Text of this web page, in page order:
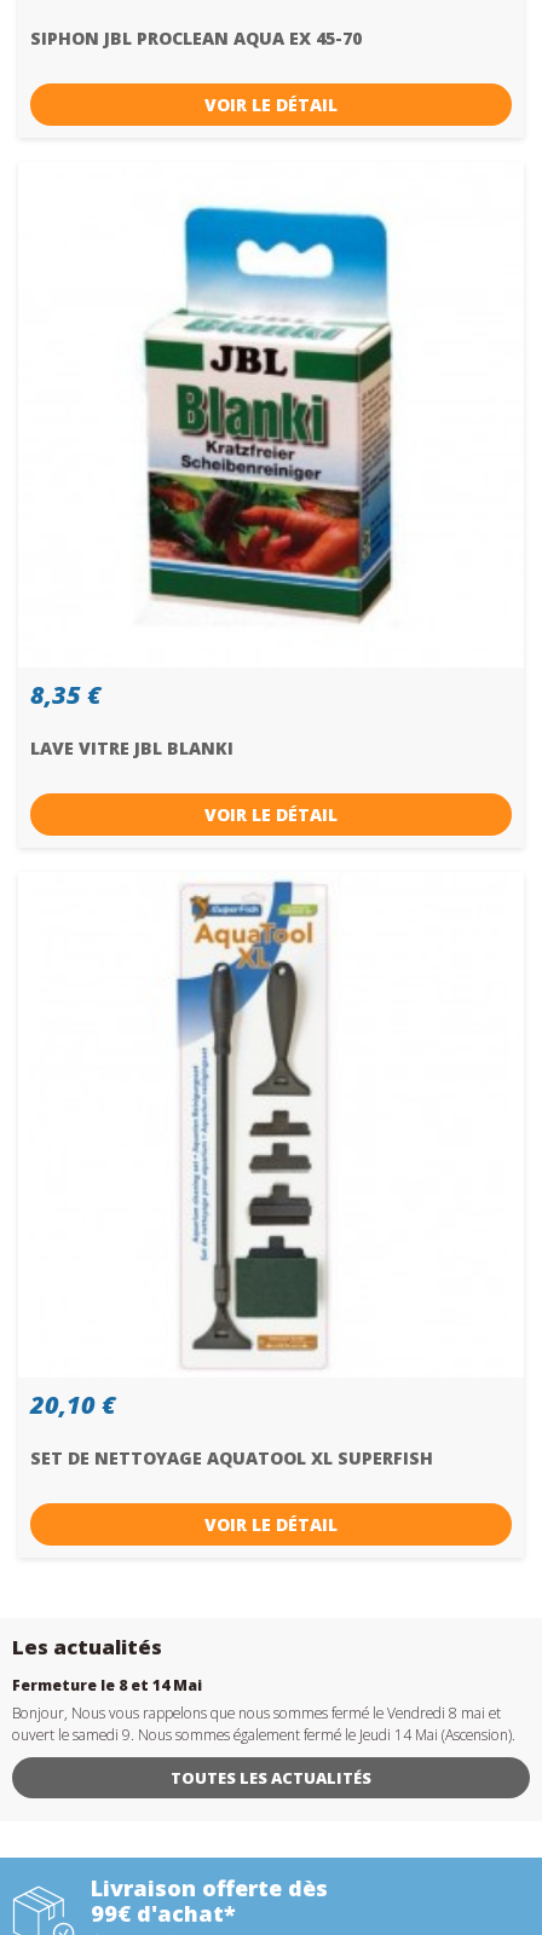
SIPHON JBL PROCLEAN AQUA EX 45-70
VOIR LE DÉTAIL
8,35 €
LAVE VITRE JBL BLANKI
VOIR LE DÉTAIL
20,10 €
SET DE NETTOYAGE AQUATOOL XL SUPERFISH
VOIR LE DÉTAIL
Les actualités
Fermeture le 8 et 14 Mai
Bonjour, Nous vous rappelons que nous sommes fermé le Vendredi 8 mai et
ouvert le samedi 9. Nous sommes également fermé le Jeudi 14 Mai (Ascension).
TOUTES LES ACTUALITÉS
Livraison offerte dès
99€ d'achat*